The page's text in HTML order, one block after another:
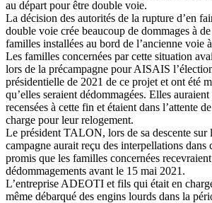
au départ pour être double voie.
La décision des autorités de la rupture d’en
double voie crée beaucoup de dommages à
familles installées au bord de l’ancienne voie
Les familles concernées par cette situation
lors de la précampagne pour AISAIS
présidentielle de 2021 de ce projet et ont été
qu’elles seraient dédommagées. Elles auraient
recensées à cette fin et étaient dans l’attente
charge pour leur relogement.
Le président TALON, lors de sa descente sur
campagne aurait reçu des interpellations dans
promis que les familles concernées
dédommagements avant le 15 mai 2021.
L’entreprise ADEOTI et fils qui était en
même débarqué des engins lourds dans la